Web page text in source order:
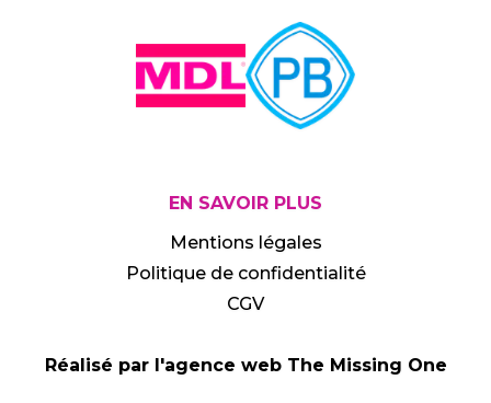
EN SAVOIR PLUS
Mentions légales
Politique de confidentialité
CGV
Réalisé par l'agence web The Missing One
utilise des cookies !
Nous avons attendu d'être certains que le contenu de ce
site vous intéresse avant de vous interrompre, mais nous
aimerions vous accompagner pendant votre visite.
À quoi servent ces cookies :
Lire la politique de confidentialité
Je choisis